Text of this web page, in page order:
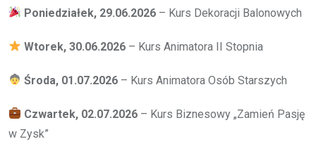
Poniedziałek, 29.06.2026 – Kurs Dekoracji Balonowych
Wtorek, 30.06.2026 – Kurs Animatora II Stopnia
Środa, 01.07.2026 – Kurs Animatora Osób Starszych
Czwartek, 02.07.2026 – Kurs Biznesowy „Zamień Pasję
w Zysk”